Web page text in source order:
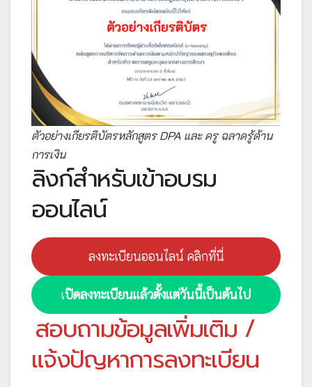
ตัวอย่างเกียรติบัตรหลักสูตร DPA และ ครู ฉลาดรู้ด้าน
การเงิน
ลิงก์สำหรับเข้าอบรม
ออนไลน์
ลงทะเบียนออนไลน์ คลิกที่นี่
เปิดลงทะเบียนแล้วตั้งแต่วันนี้เป็นต้นไป
สอบถามข้อมูลเพิ่มเติม /
แจ้งปัญหาการลงทะเบียน